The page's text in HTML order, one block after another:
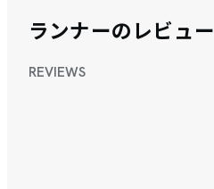
ランナーのレビュー
REVIEWS